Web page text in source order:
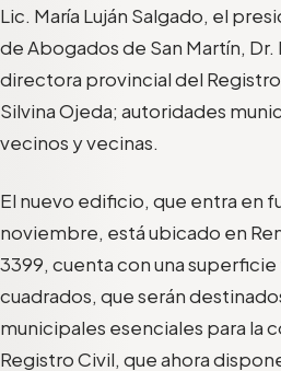
Lic. María Luján Salgado, el
de Abogados de San Martín, Dr.
directora provincial del Registro
Silvina Ojeda; autoridades
vecinos y vecinas.
El nuevo edificio, que entra en
noviembre, está ubicado en
3399, cuenta con una
cuadrados, que serán
municipales esenciales para la
Registro Civil, que ahora